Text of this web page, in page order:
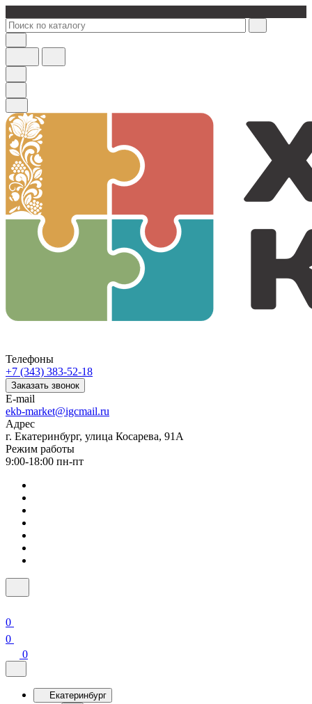
Телефоны
+7 (343) 383-52-18
Заказать звонок
E-mail
ekb-market@igcmail.ru
Адрес
г. Екатеринбург, улица Косарева, 91А
Режим работы
9:00-18:00 пн-пт
0
0
0
Екатеринбург